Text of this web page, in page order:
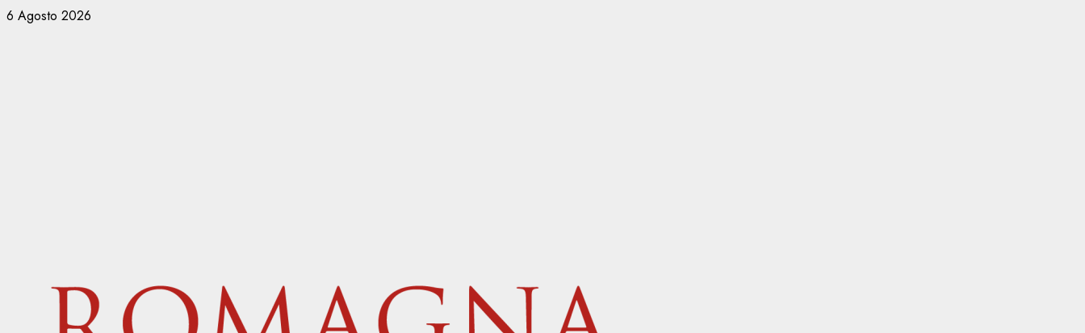
Vai
6 Agosto 2026